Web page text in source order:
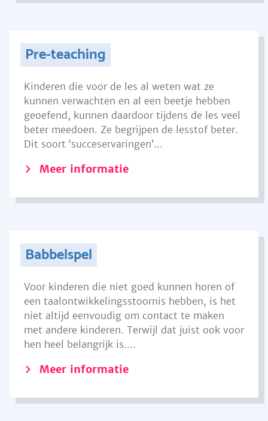
Pre-teaching
Kinderen die voor de les al weten wat ze
kunnen verwachten en al een beetje hebben
geoefend, kunnen daardoor tijdens de les veel
beter meedoen. Ze begrijpen de lesstof beter.
Dit soort ‘succeservaringen’...
Meer informatie
Babbelspel
Voor kinderen die niet goed kunnen horen of
een taalontwikkelingsstoornis hebben, is het
niet altijd eenvoudig om contact te maken
met andere kinderen. Terwijl dat juist ook voor
hen heel belangrijk is....
Meer informatie